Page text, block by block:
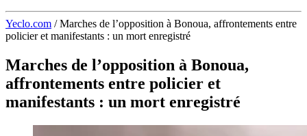
Yeclo.com / Marches de l’opposition à Bonoua, affrontements entre
policier et manifestants : un mort enregistré
Marches de l’opposition à Bonoua,
affrontements entre policier et
manifestants : un mort enregistré